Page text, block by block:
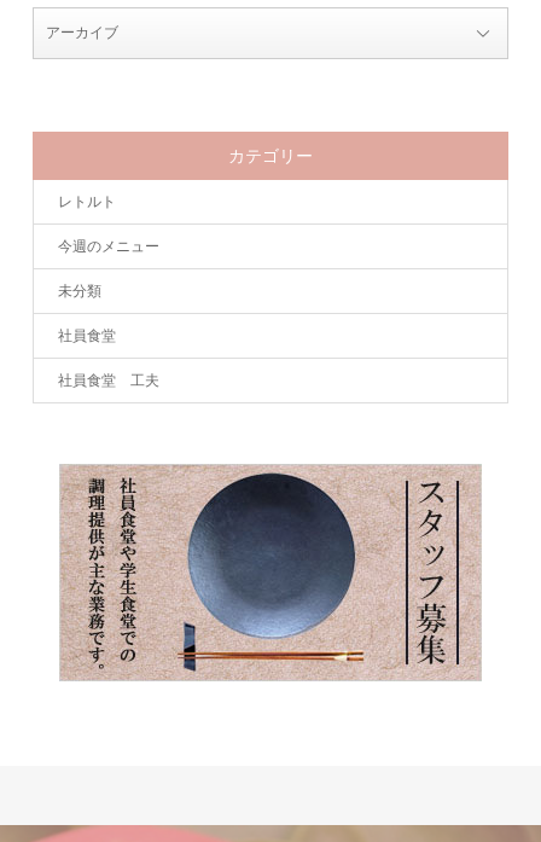
カテゴリー
レトルト
今週のメニュー
未分類
社員食堂
社員食堂 工夫